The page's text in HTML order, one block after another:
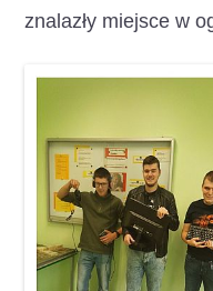
znalazły miejsce w